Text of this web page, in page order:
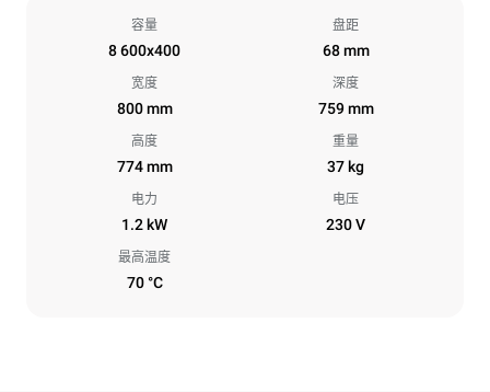
容量
8 600x400
盘距
68 mm
宽度
800 mm
深度
759 mm
高度
774 mm
重量
37 kg
电力
1.2 kW
电压
230 V
最高温度
70 °C